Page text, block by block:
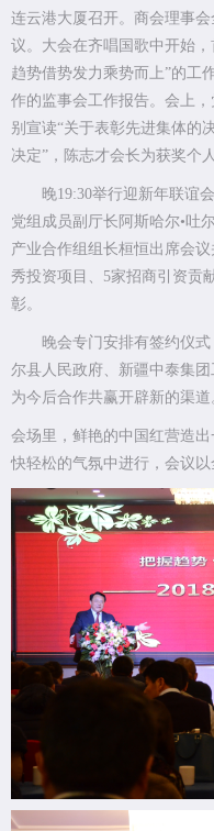
连云港大厦召开。商会理事
议。大会在齐唱国歌中开始
趋势借势发力乘势而上”的工
作的监事会工作报告。会上
别宣读“关于表彰先进集体的
决定”，陈志才会长为获奖个
晚19:30举行迎新年联谊会
党组成员副厅长阿斯哈尔•吐
产业合作组组长桓恒出席会
秀投资项目、5家招商引资贡
彰。
晚会专门安排有签约仪式
尔县人民政府、新疆中泰集
为今后合作共赢开辟新的渠
会场里，鲜艳的中国红营造
快轻松的气氛中进行，会议以